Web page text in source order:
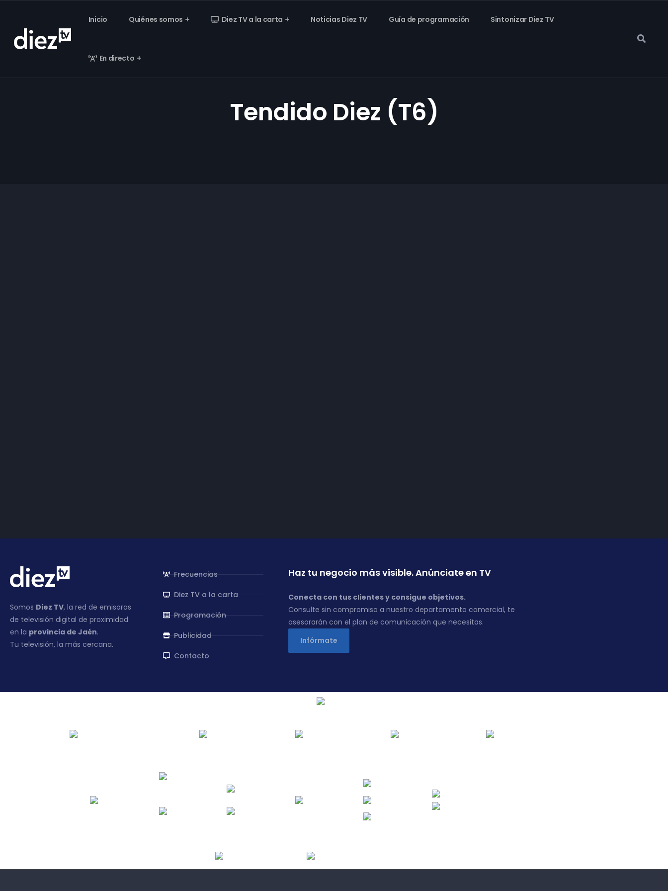
Inicio Quiénes somos Diez TV a la carta Noticias Diez TV Guía de programación Sintonizar Diez TV
En directo
Tendido Diez (T6)
Somos Diez TV, la red de emisoras
de televisión digital de proximidad
en la provincia de Jaén.
Tu televisión, la más cercana.
Frecuencias
Diez TV a la carta
Programación
Publicidad
Contacto
Haz tu negocio más visible. Anúnciate en TV
Conecta con tus clientes y consigue objetivos.
Consulte sin compromiso a nuestro departamento comercial, te
asesorarán con el plan de comunicación que necesitas.
Infórmate